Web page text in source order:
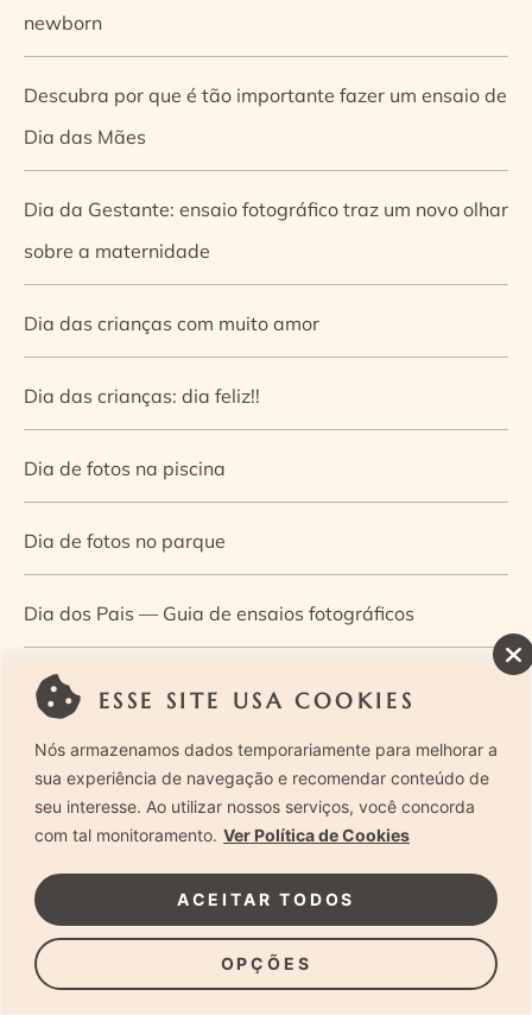
ESSE SITE USA COOKIES
Nós armazenamos dados temporariamente para melhorar a
sua experiência de navegação e recomendar conteúdo de
seu interesse. Ao utilizar nossos serviços, você concorda
com tal monitoramento. Ver Política de Cookies
OPÇÕES
ACEITAR TODOS
newborn
Descubra por que é tão importante fazer um ensaio de
Dia das Mães
Dia da Gestante: ensaio fotográfico traz um novo olhar
sobre a maternidade
Dia das crianças com muito amor
Dia das crianças: dia feliz!!
Dia de fotos na piscina
Dia de fotos no parque
Dia dos Pais — Guia de ensaios fotográficos
Dia Mundial da Infância: como a fotografia ajuda a
construir a memória e a identidade da criança
Diário de uma grávida e sua pequena
Dica de especialista: como otimizar o fluxo de trabalho
no ensaio newborn?
Dica de especialista: qual o melhor guia de poses para